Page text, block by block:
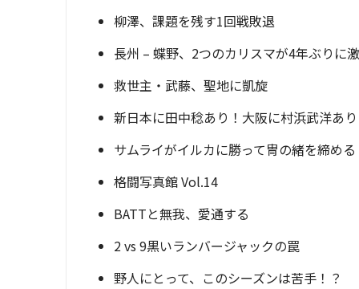
柳澤、課題を残す1回戦敗退
長州 – 蝶野、2つのカリスマが4年ぶりに
救世主・武藤、聖地に凱旋
新日本に田中稔あり！大阪に村浜武洋あ
サムライがイルカに勝って冑の緒を締める
格闘写真館 Vol.14
BATTと無我、愛通する
2 vs 9黒いランバージャックの罠
野人にとって、このシーズンは苦手！？